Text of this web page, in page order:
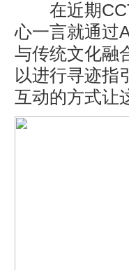
在近期
心一言就通过
与传统文化融
以进行寻迹指
互动的方式让